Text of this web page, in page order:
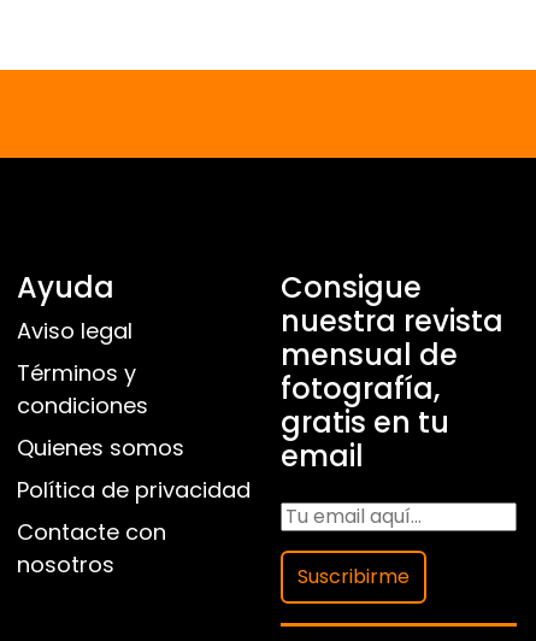
Ayuda
Aviso legal
Términos y
condiciones
Quienes somos
Política de privacidad
Contacte con
nosotros
Consigue
nuestra revista
mensual de
fotografía,
gratis en tu
email
Suscribirme